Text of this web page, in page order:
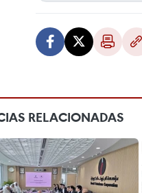
RELACIONADAS